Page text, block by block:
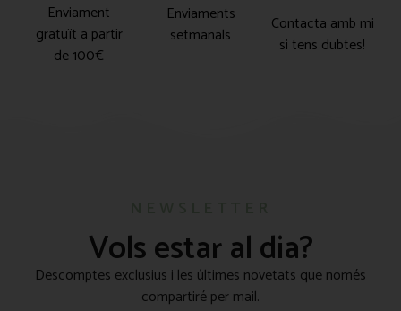
Enviament
gratuït a partir
de 100€
Enviaments
setmanals
Contacta amb mi
si tens dubtes!
Vols estar al dia?
Descomptes exclusius i les últimes novetats que només
compartiré per mail.